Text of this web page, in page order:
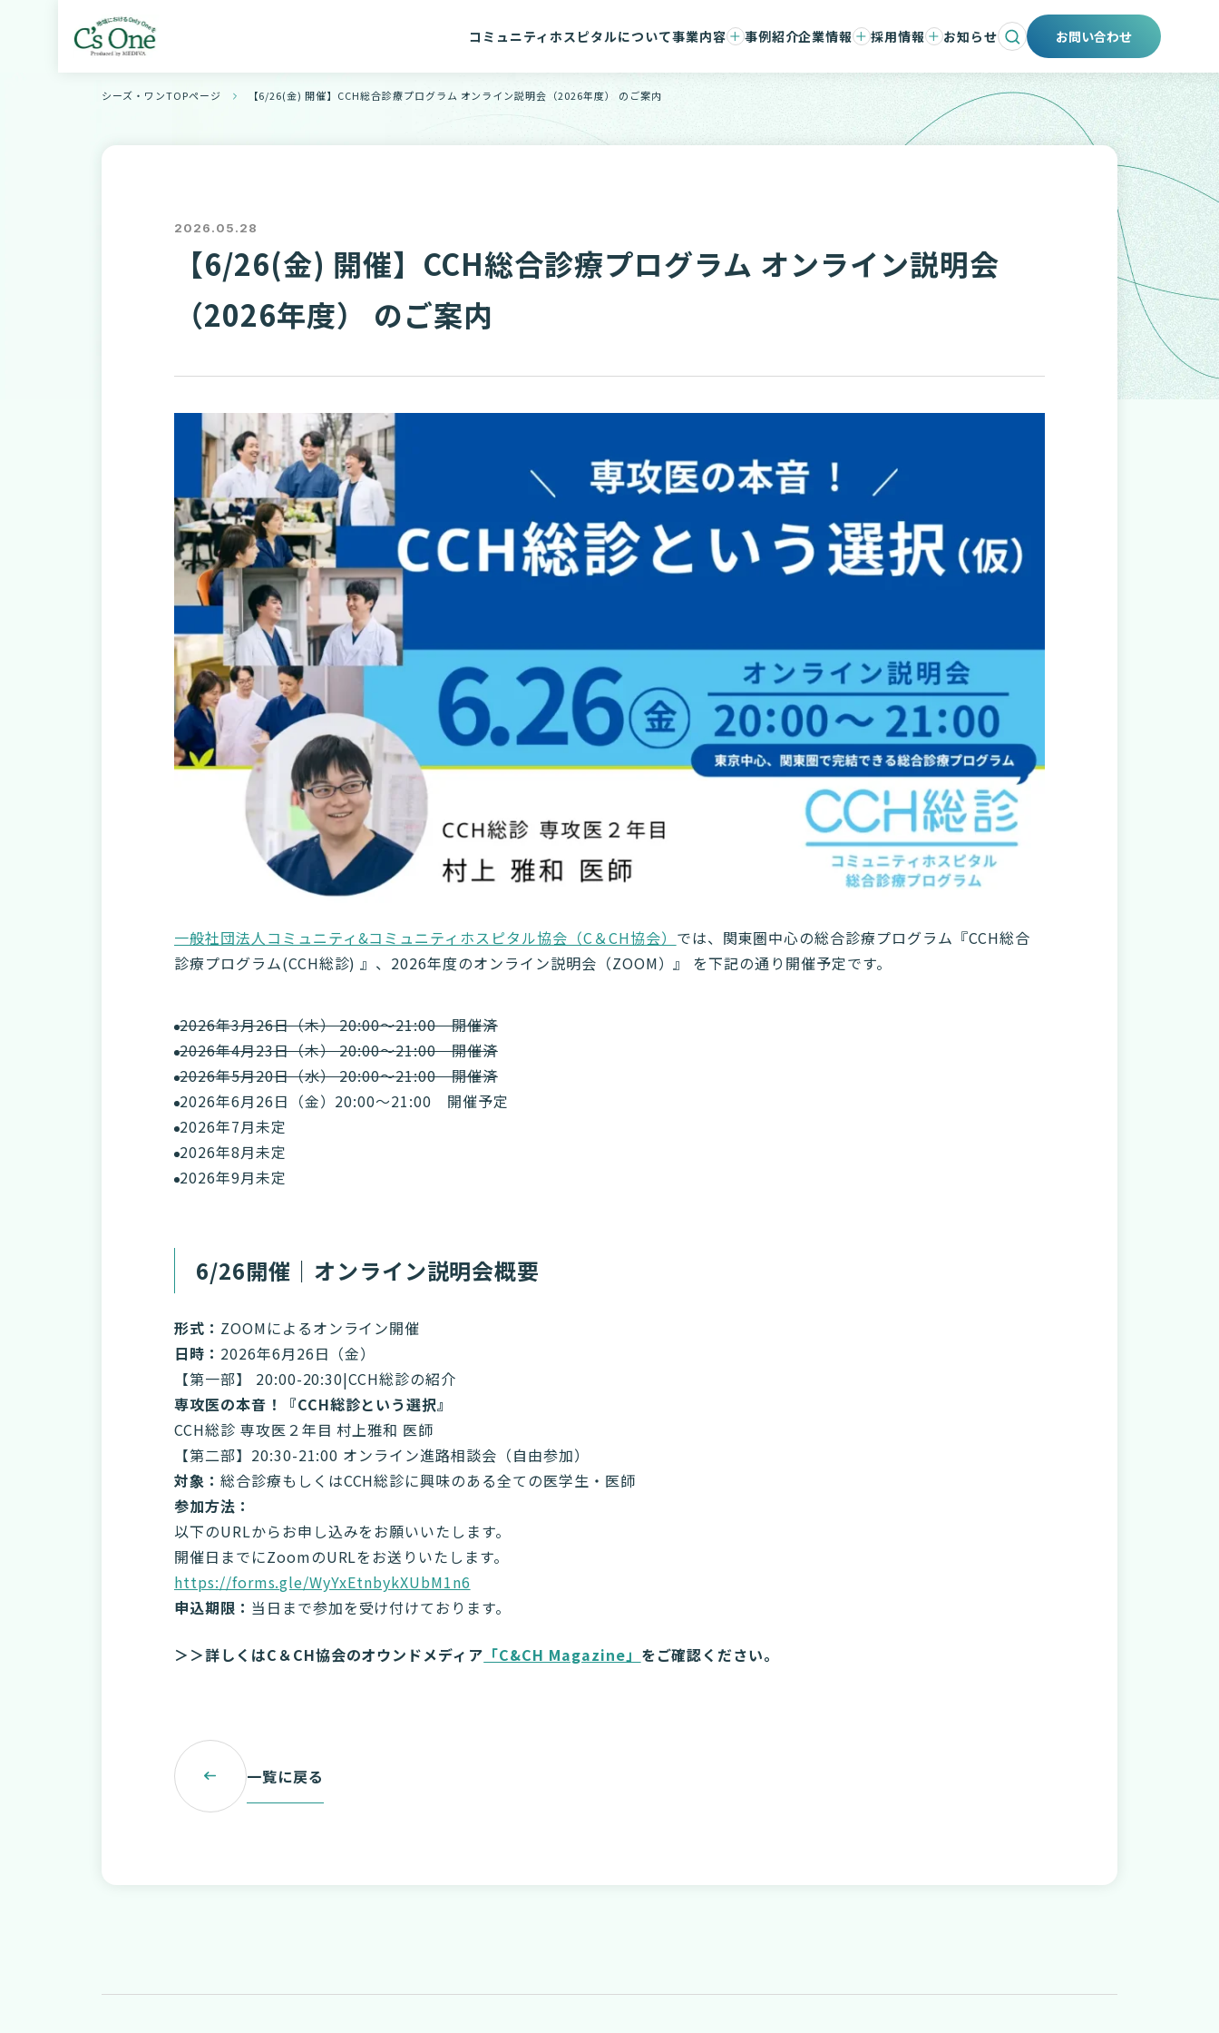
コミュニティホスピタルについて事業内容
事業承継支援
コンサルティング/ハンズオン支援
事例紹介企業情報
会社概要
マネジメントメッセージ
メンバー紹介
採用情報
会社と事業
職場環境と制度
募集要項
お知らせ お問い合わせ
シーズ・ワンTOPページ 【6/26(金) 開催】CCH総合診療プログラム オンライン説明会（2026年度） のご案内
2026.05.28
【6/26(金) 開催】CCH総合診療プログラム オンライン説明会
（2026年度） のご案内
一般社団法人コミュニティ&コミュニティホスピタル協会（C＆CH協会） では、関東圏中心の総合診療プログラム『CCH総合
診療プログラム(CCH総診) 』、2026年度のオンライン説明会（ZOOM）』 を下記の通り開催予定です。
2026年3月26日（木） 20:00～21:00 開催済
2026年4月23日（木） 20:00～21:00 開催済
2026年5月20日（水） 20:00～21:00 開催済
2026年6月26日（金）20:00～21:00 開催予定
2026年7月未定
2026年8月未定
2026年9月未定
6/26開催｜オンライン説明会概要
形式： ZOOMによるオンライン開催
日時： 2026年6月26日（金）
【第一部】 20:00-20:30|CCH総診の紹介
専攻医の本音！『CCH総診という選択』
CCH総診 専攻医２年目 村上雅和 医師
【第二部】20:30-21:00 オンライン進路相談会（自由参加）
対象： 総合診療もしくはCCH総診に興味のある全ての医学生・医師
参加方法：
以下のURLからお申し込みをお願いいたします。
開催日までにZoomのURLをお送りいたします。
https://forms.gle/WyYxEtnbykXUbM1n6
申込期限： 当日まで参加を受け付けております。
＞＞詳しくはC＆CH協会のオウンドメディア 「C&CH Magazine」 をご確認ください。
一覧に戻る